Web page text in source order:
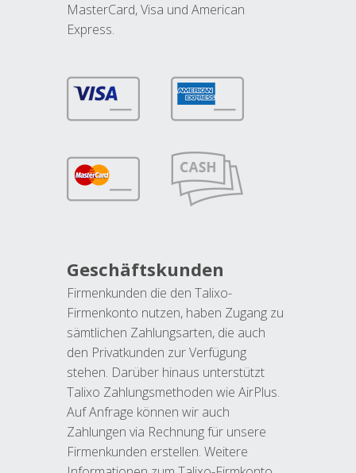
MasterCard, Visa und American
Express.
Geschäftskunden
Firmenkunden die den Talixo-
Firmenkonto nutzen, haben Zugang zu
sämtlichen Zahlungsarten, die auch
den Privatkunden zur Verfügung
stehen. Darüber hinaus unterstützt
Talixo Zahlungsmethoden wie AirPlus.
Auf Anfrage können wir auch
Zahlungen via Rechnung für unsere
Firmenkunden erstellen. Weitere